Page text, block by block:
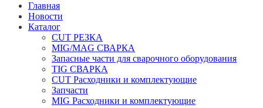
Главная
Новости
Каталог
CUT РЕЗКА
MIG/MAG СВАРКА
Запасные части для сварочного оборудования
TIG СВАРКА
CUT Расходники и комплектующие
Запчасти
MIG Расходники и комплектующие